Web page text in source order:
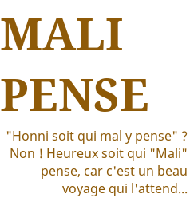
MALI
PENSE
"Honni soit qui mal y pense" ?
Non ! Heureux soit qui "Mali"
pense, car c'est un beau
voyage qui l'attend...